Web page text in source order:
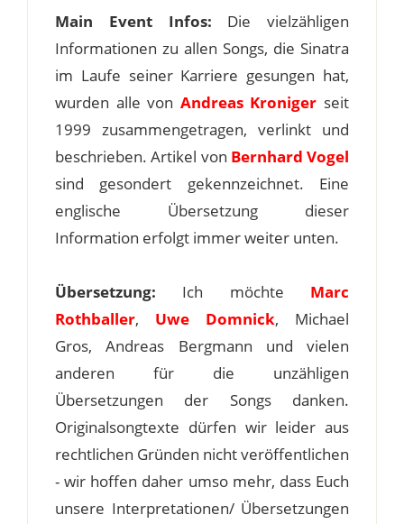
Main Event Infos: Die vielzähligen
Informationen zu allen Songs, die Sinatra
im Laufe seiner Karriere gesungen hat,
wurden alle von Andreas Kroniger seit
1999 zusammengetragen, verlinkt und
beschrieben. Artikel von Bernhard Vogel
sind gesondert gekennzeichnet. Eine
englische Übersetzung dieser
Information erfolgt immer weiter unten.
Übersetzung: Ich möchte Marc
Rothballer, Uwe Domnick, Michael
Gros, Andreas Bergmann und vielen
anderen für die unzähligen
Übersetzungen der Songs danken.
Originalsongtexte dürfen wir leider aus
rechtlichen Gründen nicht veröffentlichen
- wir hoffen daher umso mehr, dass Euch
unsere Interpretationen/ Übersetzungen